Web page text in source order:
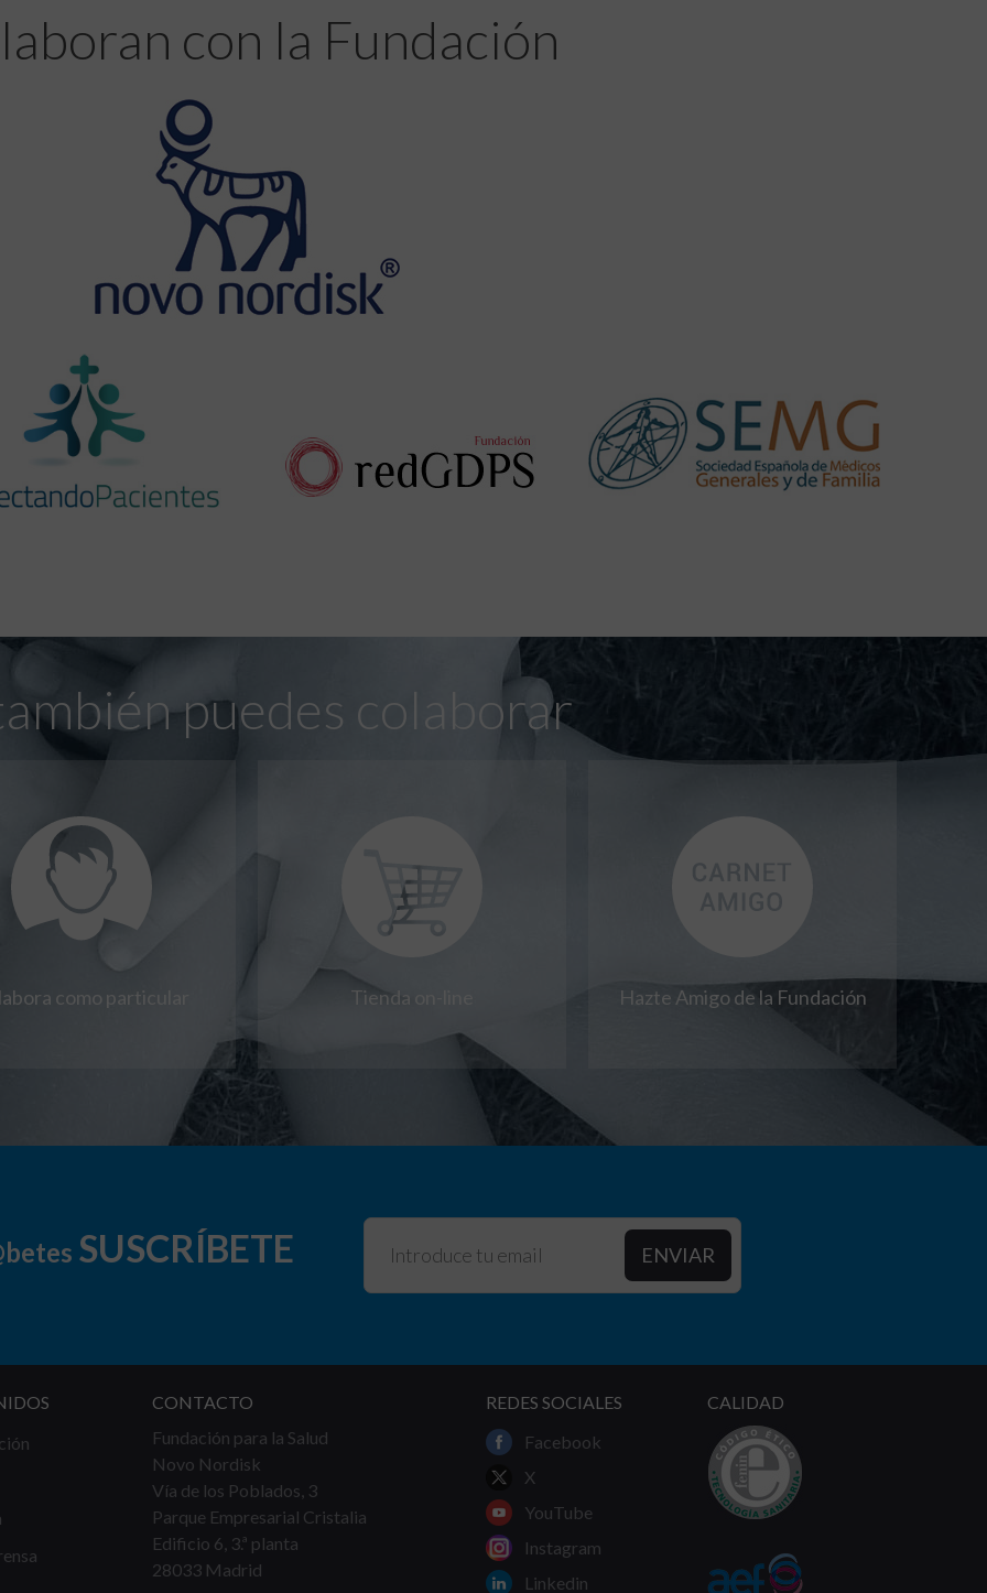
con la Fundación
puedes colaborar
como particular Tienda on-line Hazte Amigo de la Fundación
SUSCRÍBETE
CONTACTO
Fundación para la Salud
Novo Nordisk
Vía de los Poblados, 3
Parque Empresarial Cristalia
Edificio 6, 3.ª planta
28033 Madrid
REDES SOCIALES
Facebook
X
YouTube
Instagram
Linkedin
CALIDAD